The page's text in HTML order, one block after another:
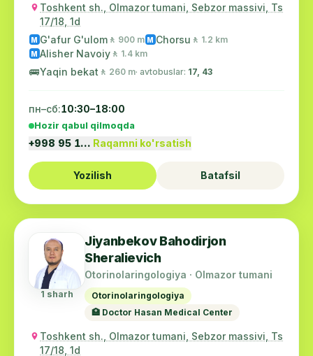
Toshkent sh., Olmazor tumani, Sebzor massivi, Ts
17/18, 1d
M G'afur G'ulom 🚶 900 m M Chorsu 🚶 1.2 km
M Alisher Navoiy 🚶 1.4 km
🚌Yaqin bekat 🚶 260 m· avtobuslar: 17, 43
пн–сб:10:30–18:00
Hozir qabul qilmoqda
+998 95 1… Raqamni ko'rsatish
Yozilish Batafsil
1 sharh
Jiyanbekov Bahodirjon
Sheralievich
Otorinolaringologiya · Olmazor tumani
Otorinolaringologiya
🏥 Doctor Hasan Medical Center
Toshkent sh., Olmazor tumani, Sebzor massivi, Ts
17/18, 1d